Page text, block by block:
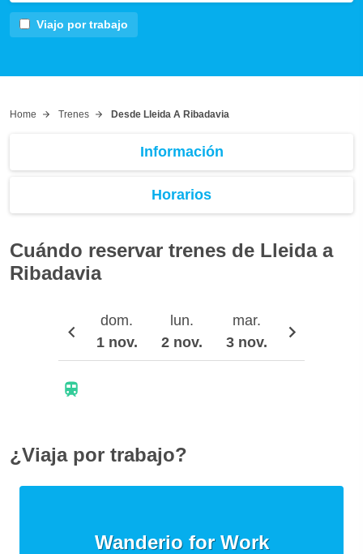
Viajo por trabajo
Home Trenes Desde Lleida A Ribadavia
Información
Horarios
Cuándo reservar trenes de Lleida a
Ribadavia
dom.
1 nov.
lun.
2 nov.
mar.
3 nov.
4 nov.
¿Viaja por trabajo?
Wanderio for Work